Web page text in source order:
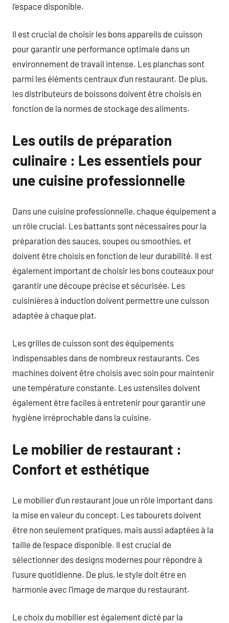
l’espace disponible.
Il est crucial de choisir les bons appareils de cuisson
pour garantir une performance optimale dans un
environnement de travail intense. Les planchas sont
parmi les éléments centraux d’un restaurant. De plus,
les distributeurs de boissons doivent être choisis en
fonction de la normes de stockage des aliments.
Les outils de préparation
culinaire : Les essentiels pour
une cuisine professionnelle
Dans une cuisine professionnelle, chaque équipement a
un rôle crucial. Les battants sont nécessaires pour la
préparation des sauces, soupes ou smoothies, et
doivent être choisis en fonction de leur durabilité. Il est
également important de choisir les bons couteaux pour
garantir une découpe précise et sécurisée. Les
cuisinières à induction doivent permettre une cuisson
adaptée à chaque plat.
Les grilles de cuisson sont des équipements
indispensables dans de nombreux restaurants. Ces
machines doivent être choisis avec soin pour maintenir
une température constante. Les ustensiles doivent
également être faciles à entretenir pour garantir une
hygiène irréprochable dans la cuisine.
Le mobilier de restaurant :
Confort et esthétique
Le mobilier d’un restaurant joue un rôle important dans
la mise en valeur du concept. Les tabourets doivent
être non seulement pratiques, mais aussi adaptées à la
taille de l’espace disponible. Il est crucial de
sélectionner des designs modernes pour répondre à
l’usure quotidienne. De plus, le style doit être en
harmonie avec l’image de marque du restaurant.
Le choix du mobilier est également dicté par la